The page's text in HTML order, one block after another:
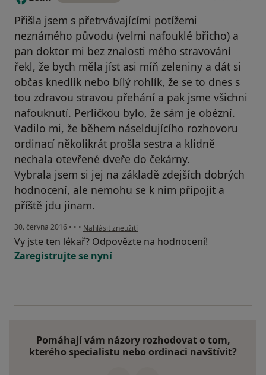
Přišla jsem s přetrvávajícími potížemi
neznámého původu (velmi nafouklé břicho) a
pan doktor mi bez znalosti mého stravování
řekl, že bych měla jíst asi míň zeleniny a dát si
občas knedlík nebo bílý rohlík, že se to dnes s
tou zdravou stravou přehání a pak jsme všichni
nafouknutí. Perličkou bylo, že sám je obézní.
Vadilo mi, že během náseldujícího rozhovoru
ordinací několikrát prošla sestra a klidně
nechala otevřené dveře do čekárny.
Vybrala jsem si jej na základě zdejších dobrých
hodnocení, ale nemohu se k nim připojit a
příště jdu jinam.
30. června 2016 • • • podle názoru uživatele Leah
Nahlásit zneužití
Vy jste ten lékař? Odpovězte na hodnocení!
Zaregistrujte se nyní
Pomáhají vám názory rozhodovat o tom,
kterého specialistu nebo ordinaci navštívit?